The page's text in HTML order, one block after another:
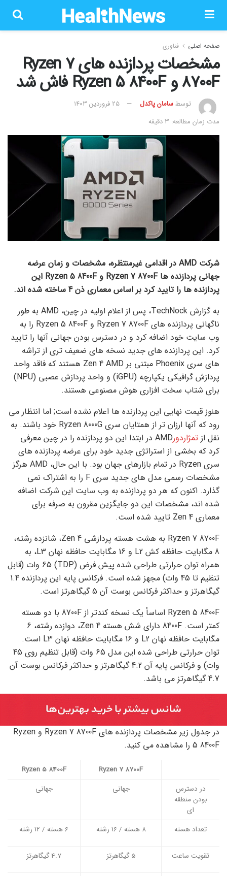
صفحه اصلی فناوری
مشخصات پردازنده های Ryzen 7
8700F و Ryzen 5 8400F فاش شد
توسطسامان پاکدل
۲۵ فروردین ۱۴۰۳
مدت زمان مطالعه: 3 دقیقه
شرکت AMD
در اقدامی غیرمنتظره، مشخصات و زمان عرضه
جهانی پردازنده هاRyzen 7 8700F وRyzen 5 8400F این
پردازنده ها را تایید کرد بر اساس معماری ذن 4 ساخته شده اند.
به گزارش TechNock، پس از اعلام اولیه در چین، AMD به طور
ناگهانی پردازنده های Ryzen 7 8700F و Ryzen 5 8400F را به
وب سایت خود اضافه کرد و در دسترس بودن جهانی آنها را تایید
کرد. این پردازنده های جدید نسخه های ضعیف تری از تراشه
های سری Phoenix مبتنی بر Zen 4 AMD هستند که فاقد واحد
پردازش گرافیکی یکپارچه (iGPU) و واحد پردازش عصبی (NPU)
برای شتاب سخت افزاری هوش مصنوعی هستند.
هنوز قیمت نهایی این پردازنده ها اعلام نشده است; اما انتظار می
رود که آنها ارزان تر از همتایان سری Ryzen 8000G خود باشند. به
نقل از تمژاردور
AMD در ابتدا این دو پردازنده را در چین معرفی
کرد که بخشی از استراتژی جدید خود برای عرضه پردازنده های
سری Ryzen در تمام بازارهای جهان بود. با این حال، AMD هرگز
مشخصات رسمی مدل های جدید سری F را به اشتراک نمی
گذارد. اکنون که هر دو پردازنده به وب سایت این شرکت اضافه
شده اند، مشخصات این دو جایگزین مقرون به صرفه برای
معماری Zen 4 تایید شده است.
Ryzen 7 8700F به هشت هسته پردازشی Zen 4، شانزده رشته،
8 مگابایت حافظه کش L2 و 16 مگابایت حافظه نهان L3، به
همراه توان حرارتی طراحی شده پیش فرض (TDP) 65 وات (قابل
تنظیم تا 45 وات) مجهز شده است. فرکانس پایه این پردازنده 1.4
گیگاهرتز و حداکثر فرکانس بوست آن 5 گیگاهرتز است.
Ryzen 5 8400F اساساً یک نسخه کندتر از 8700F با دو هسته
کمتر است. 8400F دارای شش هسته Zen 4، دوازده رشته، 6
مگابایت حافظه نهان L2 و 16 مگابایت حافظه نهان L3 است.
توان حرارتی طراحی شده این مدل 65 وات (قابل تنظیم روی 45
وات) و فرکانس پایه آن 4.2 گیگاهرتز و حداکثر فرکانس بوست آن
4.7 گیگاهرتز می باشد.
در جدول زیر مشخصات پردازنده های Ryzen 7 8700F و Ryzen
5 8400F را مشاهده می کنید.
Ryzen 7 8700F
Ryzen 5 8400F
در دسترس
بودن منطقه
ای
جهانی جهانی
تعداد هسته 8 هسته / 16 رشته 6 هسته / 12 رشته
تقویت ساعت 5 گیگاهرتز 4.7 گیگاهرتز